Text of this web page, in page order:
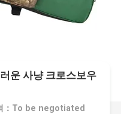
운 사냥 크로스보우
：To be negotiated